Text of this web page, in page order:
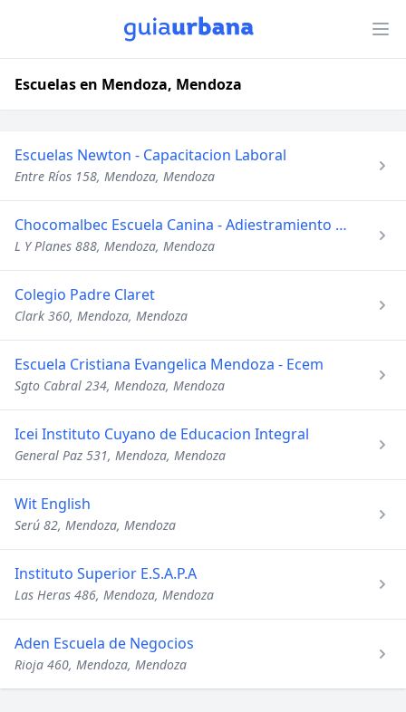
Escuelas en Mendoza, Mendoza
Escuelas Newton - Capacitacion Laboral
Entre Ríos 158, Mendoza, Mendoza
Chocomalbec Escuela Canina - Adiestramiento de Animales
L Y Planes 888, Mendoza, Mendoza
Colegio Padre Claret
Clark 360, Mendoza, Mendoza
Escuela Cristiana Evangelica Mendoza - Ecem
Sgto Cabral 234, Mendoza, Mendoza
Icei Instituto Cuyano de Educacion Integral
General Paz 531, Mendoza, Mendoza
Wit English
Serú 82, Mendoza, Mendoza
Instituto Superior E.S.A.P.A
Las Heras 486, Mendoza, Mendoza
Aden Escuela de Negocios
Rioja 460, Mendoza, Mendoza